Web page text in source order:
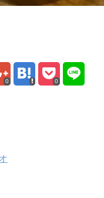
0 0